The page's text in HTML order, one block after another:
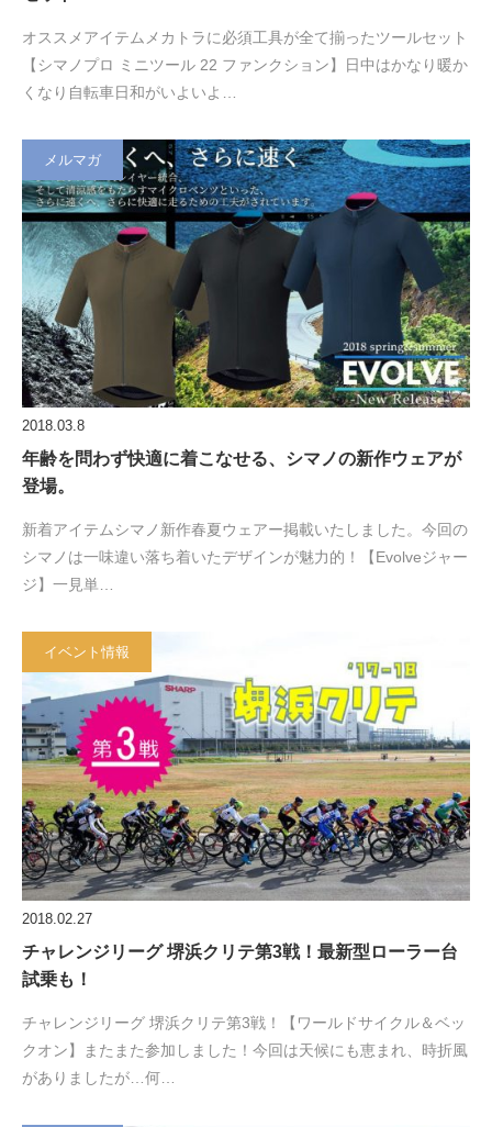
オススメアイテムメカトラに必須工具が全て揃ったツールセット
【シマノプロ ミニツール 22 ファンクション】日中はかなり暖か
くなり自転車日和がいよいよ…
メルマガ
2018.03.8
年齢を問わず快適に着こなせる、シマノの新作ウェアが
登場。
新着アイテムシマノ新作春夏ウェアー掲載いたしました。今回の
シマノは一味違い落ち着いたデザインが魅力的！【Evolveジャー
ジ】一見単…
イベント情報
2018.02.27
チャレンジリーグ 堺浜クリテ第3戦！最新型ローラー台
試乗も！
チャレンジリーグ 堺浜クリテ第3戦！【ワールドサイクル＆ベッ
クオン】またまた参加しました！今回は天候にも恵まれ、時折風
がありましたが…何…